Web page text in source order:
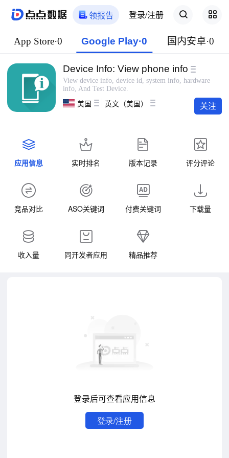
领报告 登录/注册
App Store·0 Google Play·0 国内安卓·0
Device Info: View phone info
View device info, device id, system info, hardware
info, And Test Device.
美国
英文（美国） 关注
应用信息 实时排名 版本记录 评分评论
竞品对比 ASO关键词 付费关键词 下载量
收入量 同开发者应用 精品推荐
登录后可查看应用信息
登录/注册